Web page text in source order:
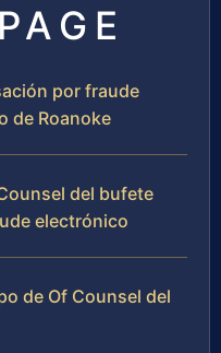
por fraude
de Roanoke
del bufete
electrónico
de Of Counsel del